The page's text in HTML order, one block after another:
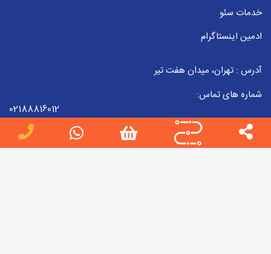
خدمات سئو
ادمین اینستاگرام
آدرس : تهران، میدان هفت تیر
شماره های تماس:
02188816012
09223857998
02188816012